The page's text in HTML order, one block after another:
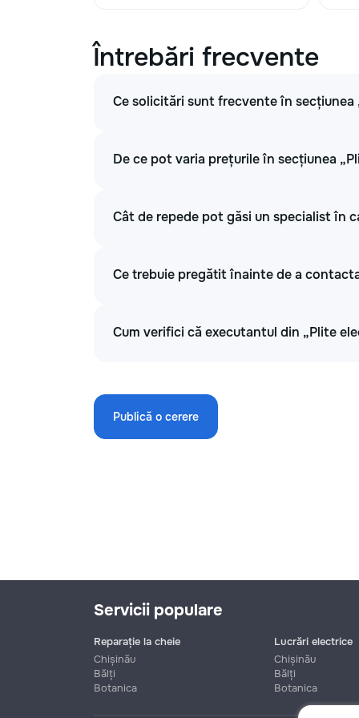
borne a plitei
Repararea sau
control al plăcuței de
gătit
Înlocuirea sticlei plitei 640
Înlocuirea invertorului
400
Întrebări frecvente
Ce solicitări sunt frecvente în secțiunea
De ce pot varia prețurile în secțiunea
Cât de repede pot găsi un specialist în
Ce trebuie pregătit înainte de a
Cum verifici că executantul din „Plite
Publică o cerere
Servicii populare
Reparație la cheie
Chișinău
Bălți
Botanica
Lucrări electrice
Chișinău
Bălți
Botanica